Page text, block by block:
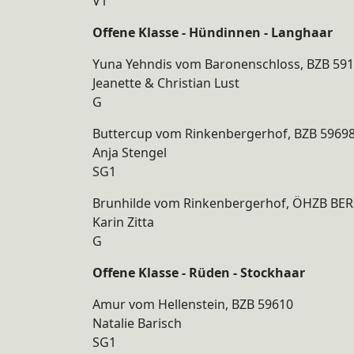
Offene Klasse - Hündinnen - Langhaar
Yuna Yehndis vom Baronenschloss, BZB
Jeanette & Christian Lust
G
Buttercup vom Rinkenbergerhof, BZB
Anja Stengel
SG1
Brunhilde vom Rinkenbergerhof, ÖHZB
Karin Zitta
G
Offene Klasse - Rüden - Stockhaar
Amur vom Hellenstein, BZB 59610
Natalie Barisch
SG1